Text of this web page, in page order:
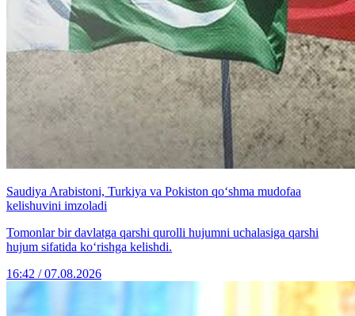
Saudiya Arabistoni, Turkiya va Pokiston qo‘shma mudofaa
kelishuvini imzoladi
Tomonlar bir davlatga qarshi qurolli hujumni uchalasiga qarshi
hujum sifatida ko‘rishga kelishdi.
16:42 / 07.08.2026